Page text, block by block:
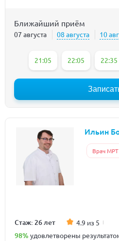
Ближайший приём
07 августа 08 августа 10
21:05 22:05 22:35
Ильин
Врач МРТ
Стаж: 26 лет 4.9 из 5
98% удовлетворены